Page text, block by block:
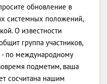
обновление в
системных положений,
О известности
группа участников,
по международному
подметим, ваша
сосчитана нашим